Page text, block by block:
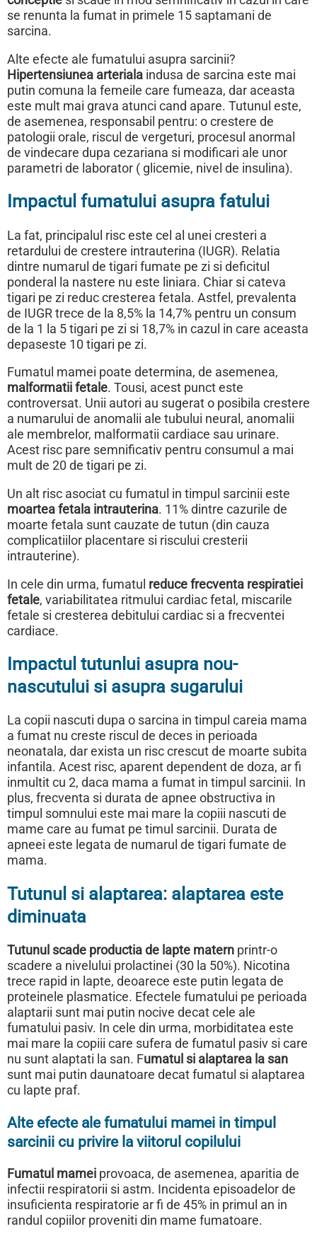
se renunta la fumat in primele 15 saptamani de
sarcina.
Alte efecte ale fumatului asupra sarcinii?
Hipertensiunea arteriala indusa de sarcina este mai
putin comuna la femeile care fumeaza, dar aceasta
este mult mai grava atunci cand apare. Tutunul este,
de asemenea, responsabil pentru: o crestere de
patologii orale, riscul de vergeturi, procesul anormal
de vindecare dupa cezariana si modificari ale unor
parametri de laborator ( glicemie, nivel de insulina).
Impactul fumatului asupra fatului
La fat, principalul risc este cel al unei cresteri a
retardului de crestere intrauterina (IUGR). Relatia
dintre numarul de tigari fumate pe zi si deficitul
ponderal la nastere nu este liniara. Chiar si cateva
tigari pe zi reduc cresterea fetala. Astfel, prevalenta
de IUGR trece de la 8,5% la 14,7% pentru un consum
de la 1 la 5 tigari pe zi si 18,7% in cazul in care aceasta
depaseste 10 tigari pe zi.
Fumatul mamei poate determina, de asemenea,
malformatii fetale. Tousi, acest punct este
controversat. Unii autori au sugerat o posibila crestere
a numarului de anomalii ale tubului neural, anomalii
ale membrelor, malformatii cardiace sau urinare.
Acest risc pare semnificativ pentru consumul a mai
mult de 20 de tigari pe zi.
Un alt risc asociat cu fumatul in timpul sarcinii este
moartea fetala intrauterina. 11% dintre cazurile de
moarte fetala sunt cauzate de tutun (din cauza
complicatiilor placentare si riscului cresterii
intrauterine).
In cele din urma, fumatul reduce frecventa respiratiei
fetale, variabilitatea ritmului cardiac fetal, miscarile
fetale si cresterea debitului cardiac si a frecventei
cardiace.
Impactul tutunlui asupra nou-
nascutului si asupra sugarului
La copii nascuti dupa o sarcina in timpul careia mama
a fumat nu creste riscul de deces in perioada
neonatala, dar exista un risc crescut de moarte subita
infantila. Acest risc, aparent dependent de doza, ar fi
inmultit cu 2, daca mama a fumat in timpul sarcinii. In
plus, frecventa si durata de apnee obstructiva in
timpul somnului este mai mare la copiii nascuti de
mame care au fumat pe timul sarcinii. Durata de
apneei este legata de numarul de tigari fumate de
mama.
Tutunul si alaptarea: alaptarea este
diminuata
Tutunul scade productia de lapte matern printr-o
scadere a nivelului prolactinei (30 la 50%). Nicotina
trece rapid in lapte, deoarece este putin legata de
proteinele plasmatice. Efectele fumatului pe perioada
alaptarii sunt mai putin nocive decat cele ale
fumatului pasiv. In cele din urma, morbiditatea este
mai mare la copiii care sufera de fumatul pasiv si care
nu sunt alaptati la san. Fumatul si alaptarea la san
sunt mai putin daunatoare decat fumatul si alaptarea
cu lapte praf.
Alte efecte ale fumatului mamei in timpul
sarcinii cu privire la viitorul copilului
Fumatul mamei provoaca, de asemenea, aparitia de
infectii respiratorii si astm. Incidenta episoadelor de
insuficienta respiratorie ar fi de 45% in primul an in
randul copiilor proveniti din mame fumatoare.